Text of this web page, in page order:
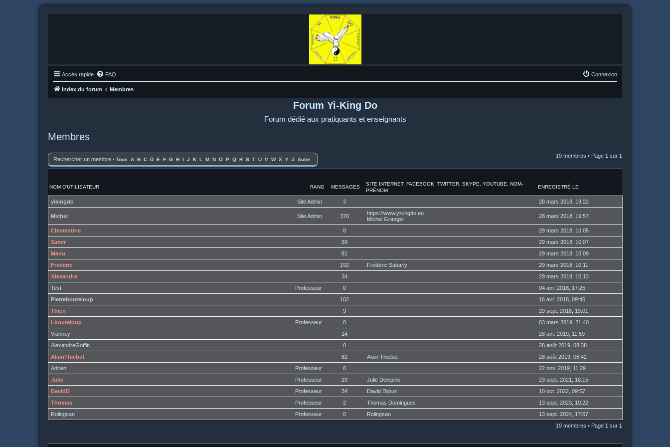
Accès rapide FAQ Connexion
Index du forum Membres
Forum Yi-King Do
Forum dédié aux pratiquants et enseignants
Membres
Rechercher un membre • Tous A B C D E F G H I J K L M N O P Q R S T U V W X Y Z Autre
19 membres • Page 1 sur 1
RANG
NOM D’UTILISATEUR MESSAGES
SITE INTERNET, FACEBOOK, TWITTER, SKYPE, YOUTUBE, NOM-
PRÉNOM
ENREGISTRÉ LE
Site Admin
yikingdo 3 28 mars 2018, 19:22
Site Admin
Michel 370
https://www.yikingdo.eu
Michel Granger
28 mars 2018, 19:57
Clementine 8
29 mars 2018, 10:05
Samir
59
29 mars 2018, 10:07
Manu
81
29 mars 2018, 10:09
Frederic
192 Frédéric Sabarly
29 mars 2018, 10:11
Alexandra
34
29 mars 2018, 10:13
Professeur
Test 0
04 avr. 2018, 17:25
Pierrebouteloup
102
16 avr. 2018, 09:46
Thien
9
29 sept. 2018, 19:01
Professeur
Lbouteloup 0
03 mars 2019, 21:40
Vianney
14
28 avr. 2019, 11:59
AlexandreGoffin
0
28 août 2019, 08:38
AlainThiebot
82 Alain Thiebot
28 août 2019, 08:42
Professeur
Adrien 0
22 nov. 2019, 11:29
Professeur
Julie 29 Julie Delepine
23 sept. 2021, 18:15
Professeur
DavidD 34 David Dijoux
10 oct. 2022, 09:57
Professeur
Thomas 2 Thomas Domingues
13 sept. 2023, 10:22
Professeur
Rolingsan 0 Rolingsan
13 sept. 2024, 17:57
19 membres • Page 1 sur 1